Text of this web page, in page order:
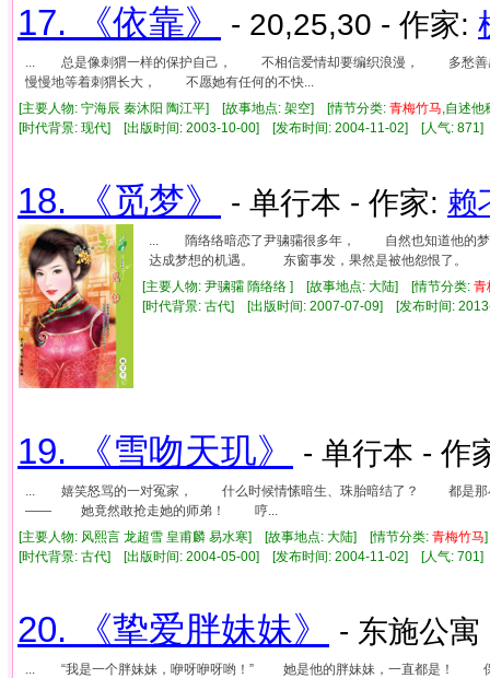
17. 《依靠》 - 20,25,30 - 作家:
... 总是像刺猬一样的保护自己， 不相信爱情却要编织浪漫， 多
慢慢地等着刺猬长大， 不愿她有任何的不快...
[主要人物: 宁海辰 秦沐阳 陶江平] [故事地点: 架空] [情节分类: 青梅竹马 ,自述
[时代背景: 现代] [出版时间: 2003-10-00] [发布时间: 2004-11-02] [人气:
18. 《觅梦》 - 单行本 - 作家: 赖
... 隋络络暗恋了尹骕骦很多年， 自然也知道他
达成梦想的机遇。 东窗事发，果然是被他怨恨了。
[主要人物: 尹骕骦 隋络络 ] [故事地点: 大陆] [情节分类: 青
[时代背景: 古代] [出版时间: 2007-07-09] [发布时间:
19. 《雪吻天玑》 - 单行本 - 作
... 嬉笑怒骂的一对冤家， 什么时候情愫暗生、珠胎暗结了？ 都是
—— 她竟然敢抢走她的师弟！ 哼...
[主要人物: 风熙言 龙超雪 皇甫麟 易水寒] [故事地点: 大陆] [情节分类: 青梅竹马
[时代背景: 古代] [出版时间: 2004-05-00] [发布时间: 2004-11-02] [人气:
20. 《挚爱胖妹妹》 - 东施公
... “我是一个胖妹妹，咿呀咿呀哟！” 她是他的胖妹妹，一直都是！